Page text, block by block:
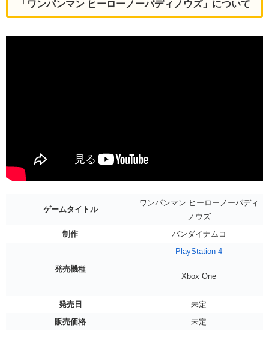
「ワンパンマン ヒーローノーバディノウズ」について
ゲームタイトル
ワンパンマン ヒーローノーバディ
ノウズ
制作
バンダイナムコ
発売機種
PlayStation 4
Xbox One
発売日
未定
販売価格
未定